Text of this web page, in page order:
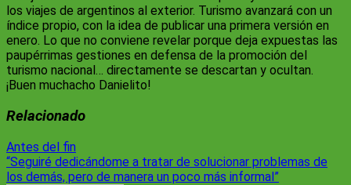
los viajes de argentinos al exterior. Turismo avanzará con un
índice propio, con la idea de publicar una primera versión en
enero. Lo que no conviene revelar porque deja expuestas las
paupérrimas gestiones en defensa de la promoción del
turismo nacional… directamente se descartan y ocultan.
¡Buen muchacho Danielito!
Relacionado
Navegación
de
Antes del fin
“Seguiré dedicándome a tratar de solucionar problemas de
los demás, pero de manera un poco más informal”